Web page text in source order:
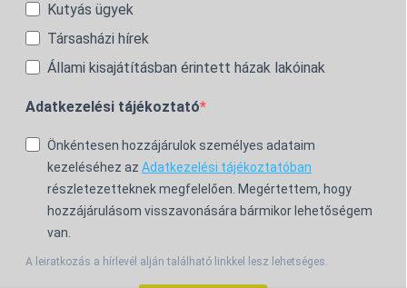
Kutyás ügyek
Társasházi hírek
Állami kisajátításban érintett házak lakóinak
Adatkezelési tájékoztató
Önkéntesen hozzájárulok személyes adataim
kezeléséhez az Adatkezelési tájékoztatóban
részletezetteknek megfelelően. Megértettem, hogy
hozzájárulásom visszavonására bármikor lehetőségem
van.
A leiratkozás a hírlevél alján található linkkel lesz lehetséges.